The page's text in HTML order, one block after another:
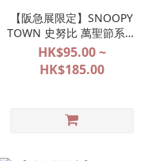
【阪急展限定】SNOOPY
TOWN 史努比 萬聖節系列
（先行預購 8月11日截
單）
HK$95.00 ~
HK$185.00